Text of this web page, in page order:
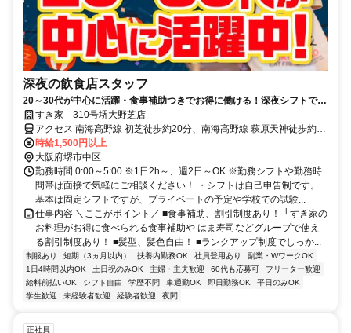
深夜の飲食店スタッフ
20～30代が中心に活躍・食事補助つきでお得に働ける！深夜シフトで稼
ぎませんか◎
すき家 310号堺大野芝店
アクセス 南海高野線 初芝徒歩約20分、南海高野線 萩原天神徒歩約21
分、泉北高速鉄道 深井東口徒歩約29分 高野街道沿い、中茶屋北交差
点近く
時給1,500円以上
大阪府堺市中区
勤務時間 0:00～5:00 ※1日2h～、週2日～OK ※勤務シフトや勤務時
間帯は面接で気軽にご相談ください！ ・シフトは自己申告制です。
基本は固定シフトですが、プライベートの予定や学校での試験...
仕事内容 ＼ここがポイント／ ■食事補助、割引制度あり！ └すき家の
お料理がお得に食べられる食事補助や はま寿司などグループで使え
る割引制度あり！ ■髪型、髪色自由！ ■ランクアップ制度でしっか...
制服あり 短期（3ヵ月以内） 扶養内勤務OK 社員登用あり
副業・WワークOK
1日4時間以内OK
土日祝のみOK 主婦・主夫歓迎 60代も応募可
フリーター歓迎
給料前払いOK
シフト自由 学歴不問 車通勤OK 即日勤務OK
平日のみOK
学生歓迎
未経験者歓迎 経験者歓迎 夜間
正社員